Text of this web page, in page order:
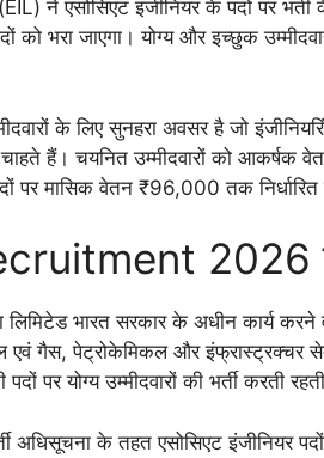
(EIL) ने एसोसिएट इंजीनियर के पदों पर
को भरा जाएगा। योग्य और इच्छुक
के लिए सुनहरा अवसर है जो
हैं। चयनित उम्मीदवारों को आकर्षक
पर मासिक वेतन ₹96,000 तक निर्धारित
2026
लिमिटेड भारत सरकार के अधीन कार्य
एवं गैस, पेट्रोकेमिकल और इंफ्रास्ट्रक्चर
पर योग्य उम्मीदवारों की भर्ती करती
अधिसूचना के तहत एसोसिएट इंजीनियर